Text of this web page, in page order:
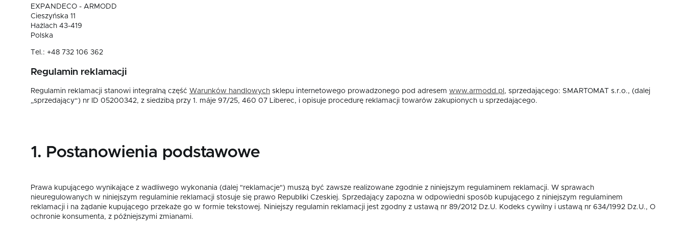
EXPANDECO - ARMODD
Cieszyńska 11
Hażlach 43-419
Polska
Tel.: +48 732 106 362
Regulamin reklamacji
Regulamin reklamacji stanowi integralną część Warunków handlowych sklepu internetowego prowadzonego pod adresem www.armodd.pl , sprzedającego: SMARTOMAT s.r.o., (dalej
„sprzedający“) nr ID 05200342, z siedzibą przy 1. máje 97/25, 460 07 Liberec, i opisuje procedurę reklamacji towarów zakupionych u sprzedającego.
1. Postanowienia podstawowe
Prawa kupującego wynikające z wadliwego wykonania (dalej "reklamacje") muszą być zawsze realizowane zgodnie z niniejszym regulaminem reklamacji. W sprawach
nieuregulowanych w niniejszym regulaminie reklamacji stosuje się prawo Republiki Czeskiej. Sprzedający zapozna w odpowiedni sposób kupującego z niniejszym regulaminem
reklamacji i na żądanie kupującego przekaże go w formie tekstowej. Niniejszy regulamin reklamacji jest zgodny z ustawą nr 89/2012 Dz.U. Kodeks cywilny i ustawą nr 634/1992 Dz.U., O
ochronie konsumenta, z późniejszymi zmianami.